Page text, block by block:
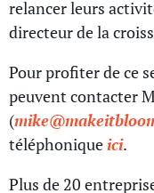
relancer leurs
directeur de la
Pour profiter de ce
peuvent contacter
(
téléphoniqueici.
Plus de 20